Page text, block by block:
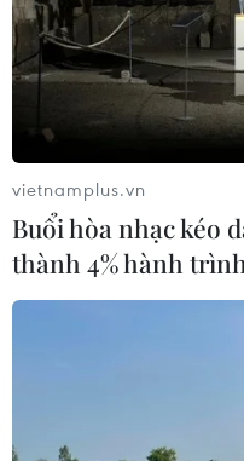
vietnamplus.vn
Buổi hòa nhạc kéo
thành 4% hành trình